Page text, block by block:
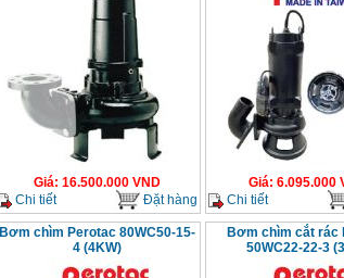
Giá: 16.500.000VND
Chi tiết
Đặt hàng
Giá: 6.095.000
Chi tiết
Bơm chìm Perotac 80WC50-15-
4 (4KW)
Bơm chìm cắt rác
50WC22-22-3